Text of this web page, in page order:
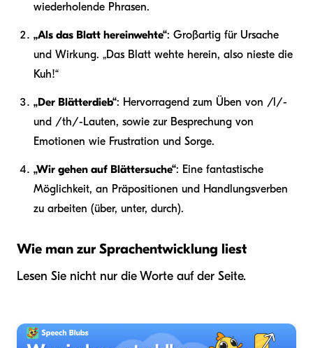
wiederholende Phrasen.
„Als das Blatt hereinwehte“: Großartig für Ursache
und Wirkung. „Das Blatt wehte herein, also nieste die
Kuh!“
„Der Blätterdieb“: Hervorragend zum Üben von /l/-
und /th/-Lauten, sowie zur Besprechung von
Emotionen wie Frustration und Sorge.
„Wir gehen auf Blättersuche“: Eine fantastische
Möglichkeit, an Präpositionen und Handlungsverben
zu arbeiten (über, unter, durch).
Wie man zur Sprachentwicklung liest
Lesen Sie nicht nur die Worte auf der Seite.